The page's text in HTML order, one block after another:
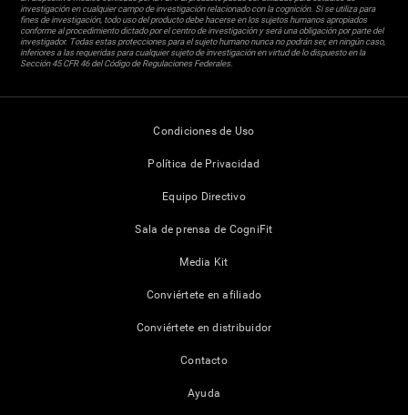
investigación en cualquier campo de investigación relacionado con la cognición. Si se utiliza para
fines de investigación, todo uso del producto debe hacerse en los sujetos humanos apropiados
conforme al procedimiento dictado por el centro de investigación y será una obligación por parte del
investigador. Todas estas protecciones para el sujeto humano nunca no podrán ser, en ningún caso,
inferiores a las requeridas para cualquier sujeto de investigación en virtud de lo dispuesto en la
Sección 45 CFR 46 del Código de Regulaciones Federales.
Condiciones de Uso
Política de Privacidad
Equipo Directivo
Sala de prensa de CogniFit
Media Kit
Conviértete en afiliado
Conviértete en distribuidor
Contacto
Ayuda